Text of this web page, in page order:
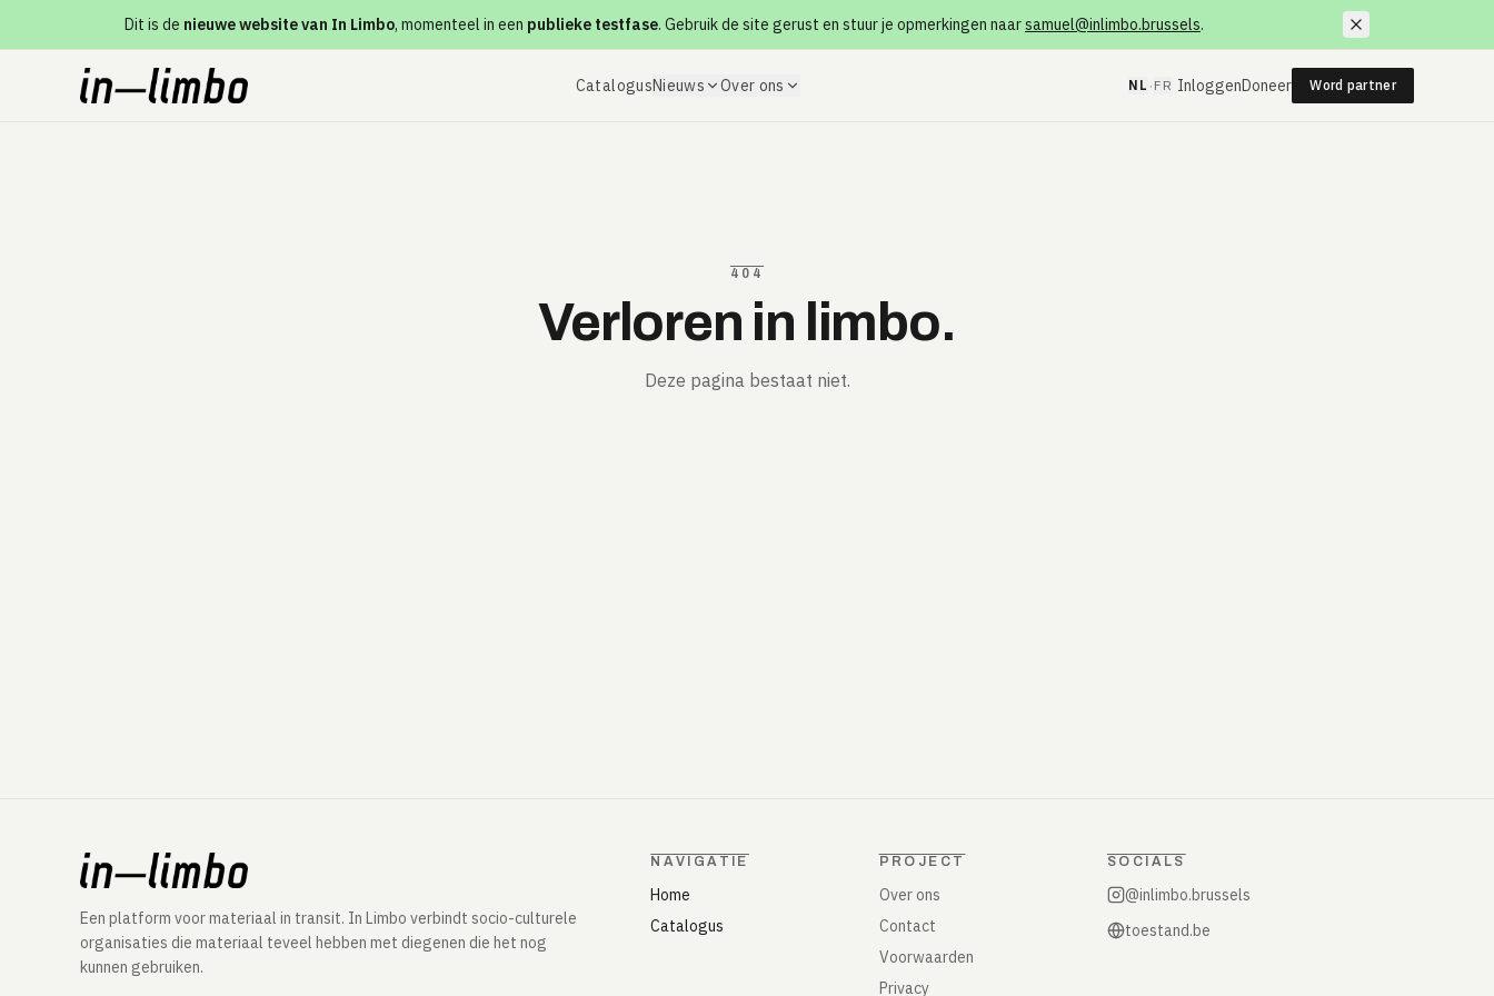
Dit is de nieuwe website van In Limbo, momenteel in een publieke testfase. Gebruik de site gerust en stuur je opmerkingen naarsamuel@inlimbo.brussels.
CatalogusNieuws Over ons NL · FR InloggenDoneer Word partner
404
Verloren in limbo.
Deze pagina bestaat niet.
Een platform voor materiaal in transit. In Limbo verbindt socio-culturele
organisaties die materiaal teveel hebben met diegenen die het nog
kunnen gebruiken.
NAVIGATIE
Home
Catalogus
PROJECT
Over ons
Contact
Voorwaarden
Privacy
SOCIALS
@inlimbo.brussels
toestand.be